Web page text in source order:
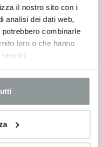
il nostro sito con i
analisi dei dati web,
combinarle
loro o che hanno